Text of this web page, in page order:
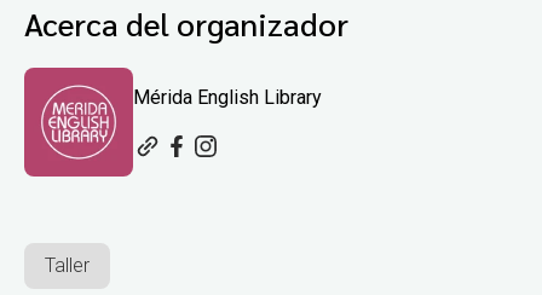
Acerca del organizador
Mérida English Library
Taller